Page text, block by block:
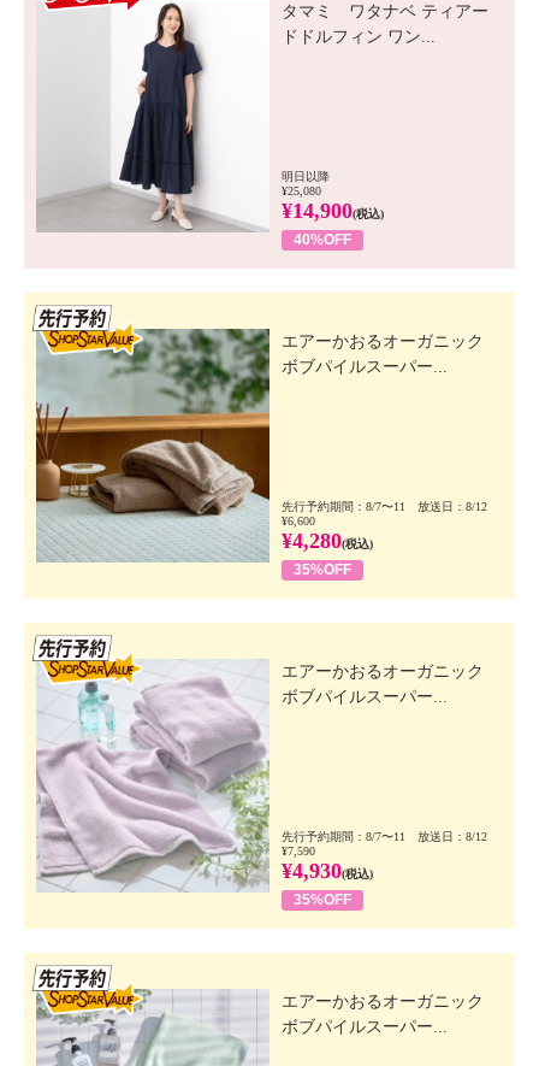
タマミ ワタナベ ティアー
ドドルフィン ワン...
明日以降
¥25,080
¥14,900(税込)
40%OFF
エアーかおるオーガニック
ボブパイルスーパー...
先行予約期間：8/7〜11 放送日：8/12
¥6,600
¥4,280(税込)
35%OFF
エアーかおるオーガニック
ボブパイルスーパー...
先行予約期間：8/7〜11 放送日：8/12
¥7,590
¥4,930(税込)
35%OFF
エアーかおるオーガニック
ボブパイルスーパー...